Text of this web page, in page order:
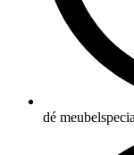
dé